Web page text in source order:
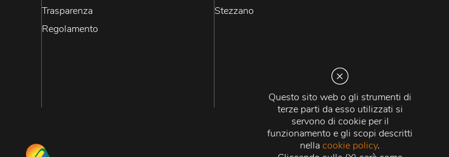
Questo sito web o gli strumenti di
terze parti da esso utilizzati si
servono di cookie per il
funzionamento e gli scopi descritti
nellacookie policy.
Trasparenza
Regolamento
Stezzano